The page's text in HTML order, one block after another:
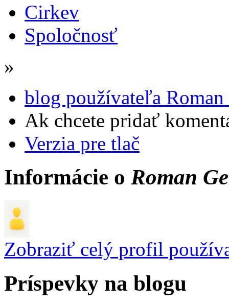
Cirkev
Spoločnosť
»
blog používateľa Roman
Ak chcete pridať
Verzia pre tlač
Informácie o Roman
Zobraziť celý profil
Príspevky na blogu